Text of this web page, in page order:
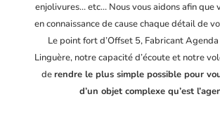
enjolivures… etc… Nous vous aidons afin que
en connaissance de cause chaque détail de
Le point fort d’Offset 5, Fabricant
Linguère, notre capacité d’écoute et notre
derendre le plus simple possible pour
d’un objet complexe qu’est